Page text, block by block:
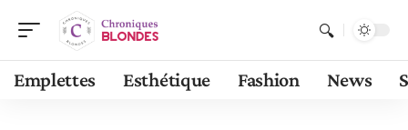
Emplettes Esthétique Fashion News